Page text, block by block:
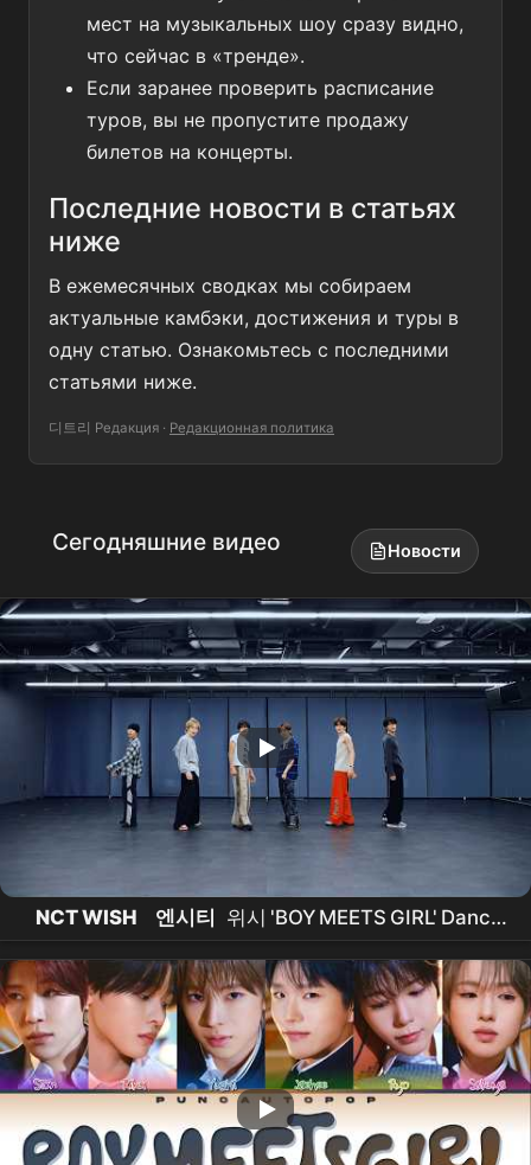
мест на музыкальных шоу сразу видно,
что сейчас в «тренде».
Если заранее проверить расписание
туров, вы не пропустите продажу
билетов на концерты.
Последние новости в статьях
ниже
В ежемесячных сводках мы собираем
актуальные камбэки, достижения и туры в
одну статью. Ознакомьтесь с последними
статьями ниже.
디트리 Редакция · Редакционная политика
Сегодняшние видео Новости
NCT WISH 엔시티 위시 'BOY MEETS GIRL' Dance
Practice